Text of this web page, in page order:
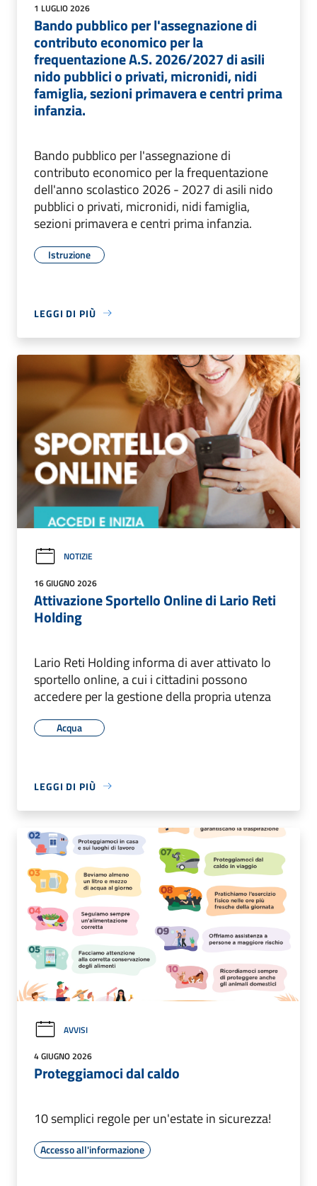
1 LUGLIO 2026
Bando pubblico per l'assegnazione di
contributo economico per la
frequentazione A.S. 2026/2027 di asili
nido pubblici o privati, micronidi, nidi
famiglia, sezioni primavera e centri prima
infanzia.
Bando pubblico per l'assegnazione di
contributo economico per la frequentazione
dell'anno scolastico 2026 - 2027 di asili nido
pubblici o privati, micronidi, nidi famiglia,
sezioni primavera e centri prima infanzia.
Istruzione
LEGGI DI PIÙ
NOTIZIE
16 GIUGNO 2026
Attivazione Sportello Online di Lario Reti
Holding
Lario Reti Holding informa di aver attivato lo
sportello online, a cui i cittadini possono
accedere per la gestione della propria utenza
Acqua
LEGGI DI PIÙ
AVVISI
4 GIUGNO 2026
Proteggiamoci dal caldo
10 semplici regole per un'estate in sicurezza!
Accesso all'informazione